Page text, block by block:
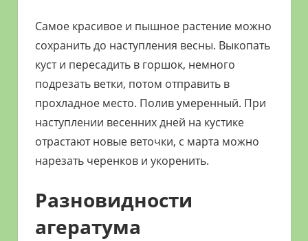
Самое красивое и пышное растение можно
сохранить до наступления весны. Выкопать
куст и пересадить в горшок, немного
подрезать ветки, потом отправить в
прохладное место. Полив умеренный. При
наступлении весенних дней на кустике
отрастают новые веточки, с марта можно
нарезать черенков и укоренить.
Разновидности
агератума